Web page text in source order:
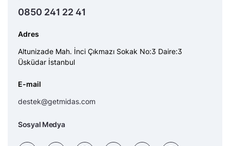
0850 241 22 41
Adres
Altunizade Mah. İnci Çıkmazı Sokak No:3 Daire:3
Üsküdar İstanbul
E-mail
destek@getmidas.com
Sosyal Medya